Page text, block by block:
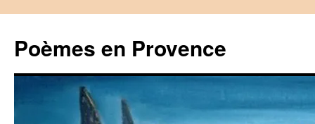
contenu
Poèmes en Provence